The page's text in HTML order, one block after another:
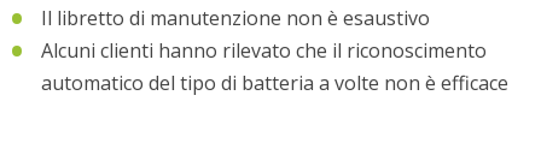
Il libretto di manutenzione non è esaustivo
Alcuni clienti hanno rilevato che il riconoscimento
automatico del tipo di batteria a volte non è efficace